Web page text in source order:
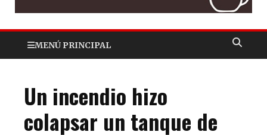
MENÚ PRINCIPAL
Un incendio hizo
colapsar un tanque de